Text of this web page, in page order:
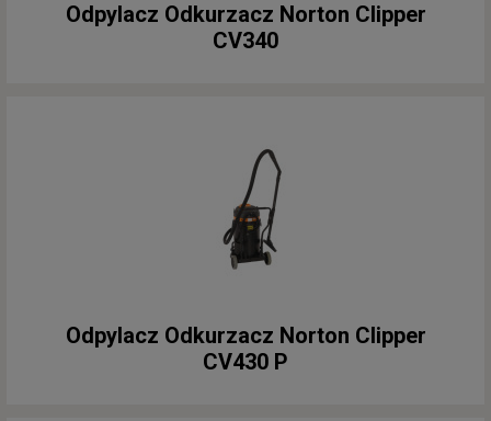
Odpylacz Odkurzacz Norton Clipper
CV340
Odpylacz Odkurzacz Norton Clipper
CV430 P